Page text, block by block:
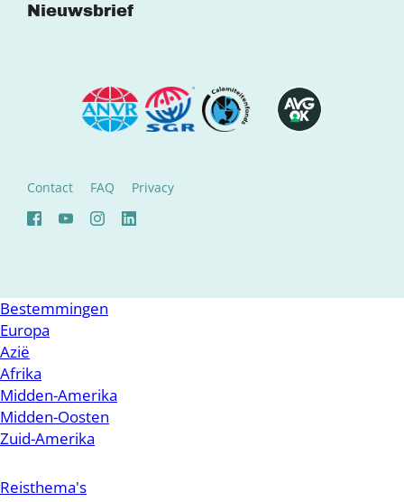
Nieuwsbrief
Contact FAQ Privacy
Bestemmingen
Europa
Azië
Afrika
Midden-Amerika
Midden-Oosten
Zuid-Amerika
Reisthema's